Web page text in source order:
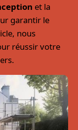
et la
garantir le
nous
réussir votre